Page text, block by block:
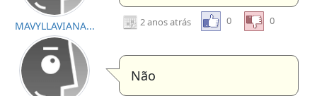
MAVYLLAVIANA... 2 anos atrás 0 0
Não